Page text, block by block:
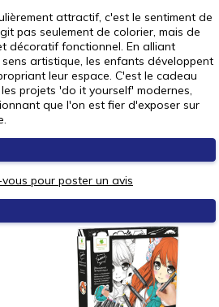
attractif, c'est le sentiment de
pas seulement de colorier, mais de
décoratif fonctionnel. En alliant
artistique, les enfants développent
leur espace. C'est le cadeau
projets 'do it yourself' modernes,
que l'on est fier d'exposer sur
pour poster un avis